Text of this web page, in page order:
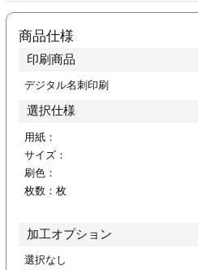
印刷
印刷
リーブ印刷
印刷
カード印刷
フォルダー
ファイル印刷
ァイル印刷
商品仕様
印刷商品
デジタル名刺印刷
選択仕様
用紙：
サイズ：
刷色：
枚数： 枚
加工オプション
選択なし